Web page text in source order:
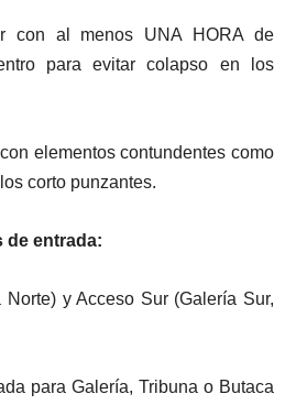
con al menos UNA HORA de
para evitar colapso en los
elementos contundentes como
corto punzantes.
de entrada:
y Acceso Sur (Galería Sur,
para Galería, Tribuna o Butaca